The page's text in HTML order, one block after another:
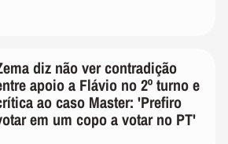
diz não ver contradição
apoio a Flávio no 2º turno e
ao caso Master: 'Prefiro
em um copo a votar no PT'